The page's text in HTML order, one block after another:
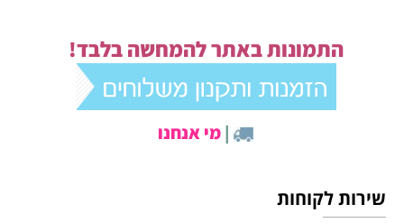
התמונות באתר להמחשה בלבד!
|מי אנחנו
שירות לקוחות